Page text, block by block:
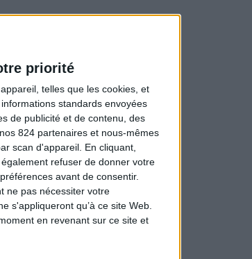
priorité
telles que les cookies, et
standards envoyées
de publicité et de contenu, des
824 partenaires et nous-mêmes
scan d'appareil. En cliquant,
refuser de donner votre
avant de consentir.
ne pas nécessiter votre
s'appliqueront qu’à ce site Web.
en revenant sur ce site et